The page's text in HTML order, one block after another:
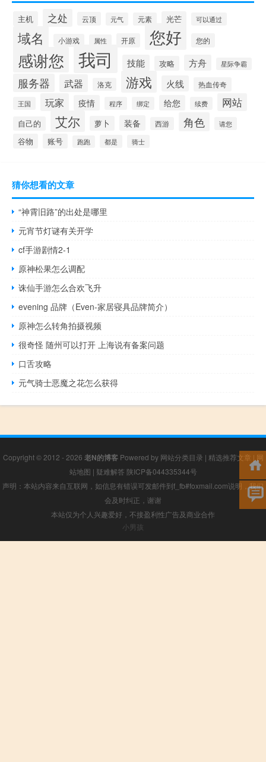
主机 之处 云顶 元气 元素 光芒 可以通过
域名 小游戏 属性 开原 您好 您的
感谢您 我司 技能 攻略 方舟 星际争霸
服务器 武器 洛克 游戏 火线 热血传奇
王国 玩家 疫情 程序 绑定 给您 续费 网站
自己的 艾尔 萝卜 装备 西游 角色 请您
谷物 账号 跑跑 都是 骑士
猜你想看的文章
“神霄旧路”的出处是哪里
元宵节灯谜有关开学
cf手游剧情2-1
原神松果怎么调配
诛仙手游怎么合欢飞升
evening 品牌（Even-家居寝具品牌简介）
原神怎么转角拍摄视频
很奇怪 随州可以打开 上海说有备案问题
口舌攻略
元气骑士恶魔之花怎么获得
Copyright © 2012 - 2026 老N的博客Powered by 网站分类目录 | 精选推荐文章 |网
站地图 | 疑难解答 陕ICP备044335344号
声明：本站内容来自互联网，如信息有错误可发邮件到f_fb#foxmail.com说明，我们
会及时纠正，谢谢
本站仅为个人兴趣爱好，不接盈利性广告及商业合作
小男孩